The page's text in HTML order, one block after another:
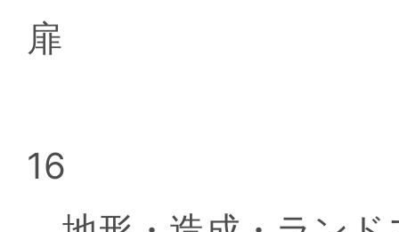
扉
16